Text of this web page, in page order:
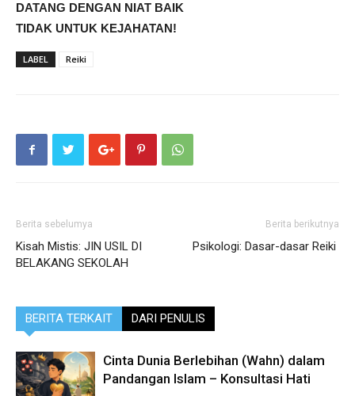
DATANG DENGAN NIAT BAIK
TIDAK UNTUK KEJAHATAN!
LABEL Reiki
Berita sebelumya
Kisah Mistis: JIN USIL DI
BELAKANG SEKOLAH
Berita berikutnya
Psikologi: Dasar-dasar Reiki
BERITA TERKAIT DARI PENULIS
Cinta Dunia Berlebihan (Wahn) dalam
Pandangan Islam – Konsultasi Hati